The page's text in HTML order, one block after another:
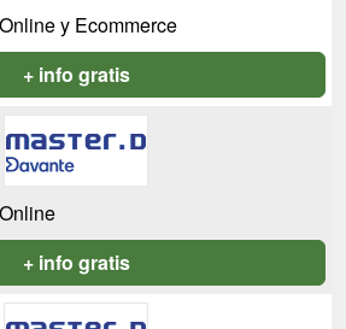
y Ecommerce
+ info gratis
+ info gratis